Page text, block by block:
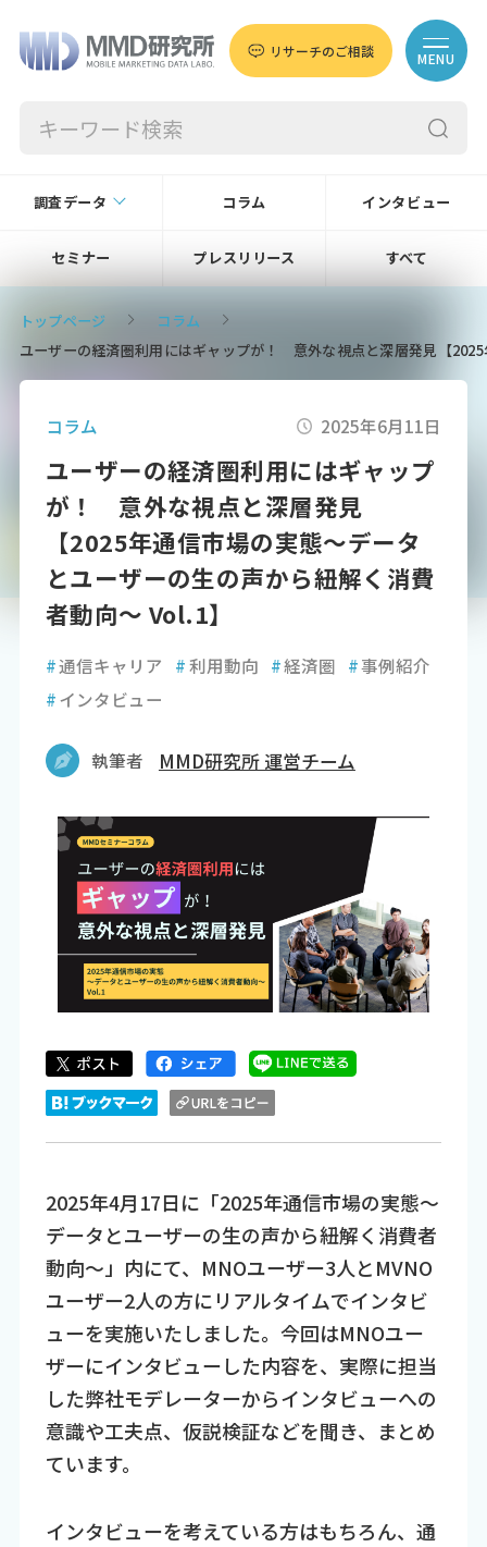
リサーチのご相談 MENU
調査データ コラム インタビュー
セミナー プレスリリース すべて
トップページ
コラム
ユーザーの経済圏利用にはギャップが！ 意外な視点と深層発見【
コラム 2025年6月11日
ユーザーの経済圏利用にはギャップ
が！ 意外な視点と深層発見
【2025年通信市場の実態～データ
とユーザーの生の声から紐解く消費
者動向～ Vol.1】
#通信キャリア #利用動向 #経済圏 #事例紹介
#インタビュー
執筆者 MMD研究所 運営チーム
2025年4月17日に「2025年通信市場の実態～
データとユーザーの生の声から紐解く消費者
動向～」内にて、MNOユーザー3人とMVNO
ユーザー2人の方にリアルタイムでインタビ
ューを実施いたしました。今回はMNOユー
ザーにインタビューした内容を、実際に担当
した弊社モデレーターからインタビューへの
意識や工夫点、仮説検証などを聞き、まとめ
ています。
インタビューを考えている方はもちろん、通